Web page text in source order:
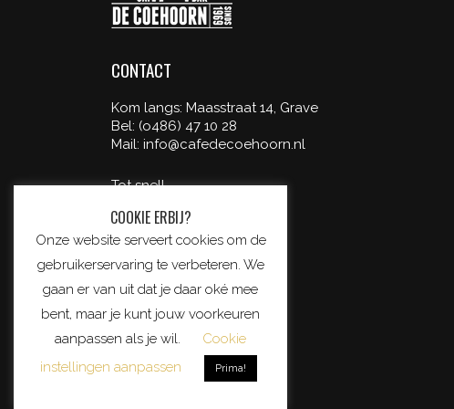
CONTACT
Kom langs: Maasstraat 14, Grave
Bel: (o486) 47 10 28
Mail: info@cafedecoehoorn.nl
Tot snel!
Privacy & cookiebeleid
COOKIE ERBIJ?
Onze website serveert cookies om de
gebruikerservaring te verbeteren. We
gaan er van uit dat je daar oké mee
bent, maar je kunt jouw voorkeuren
aanpassen als je wil.
Cookie
instellingen aanpassen
Prima!